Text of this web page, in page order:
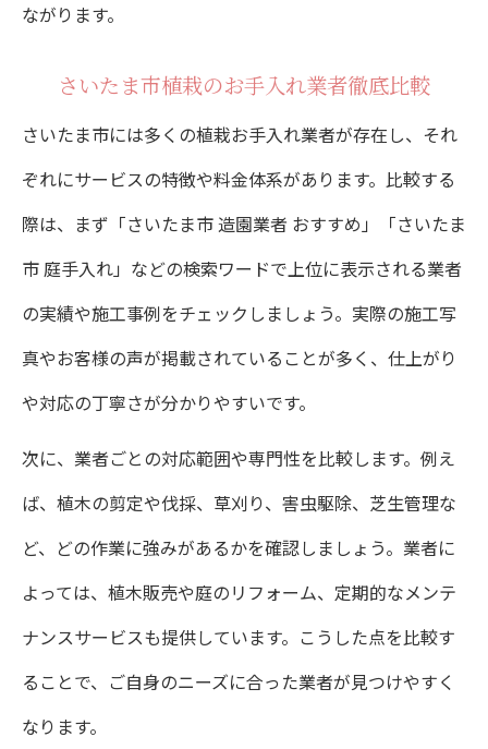
ながります。
さいたま市植栽のお手入れ業者徹底比較
さいたま市には多くの植栽お手入れ業者が存在し、それ
ぞれにサービスの特徴や料金体系があります。比較する
際は、まず「さいたま市 造園業者 おすすめ」「さいたま
市 庭手入れ」などの検索ワードで上位に表示される業者
の実績や施工事例をチェックしましょう。実際の施工写
真やお客様の声が掲載されていることが多く、仕上がり
や対応の丁寧さが分かりやすいです。
次に、業者ごとの対応範囲や専門性を比較します。例え
ば、植木の剪定や伐採、草刈り、害虫駆除、芝生管理な
ど、どの作業に強みがあるかを確認しましょう。業者に
よっては、植木販売や庭のリフォーム、定期的なメンテ
ナンスサービスも提供しています。こうした点を比較す
ることで、ご自身のニーズに合った業者が見つけやすく
なります。